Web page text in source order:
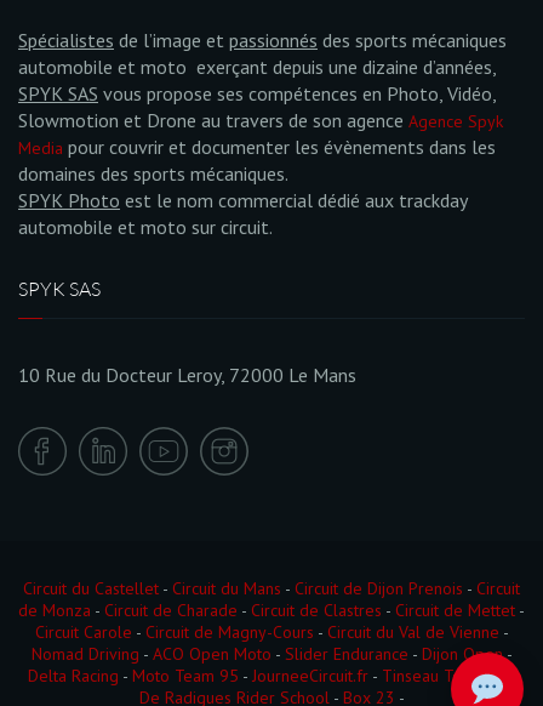
Spécialistes de l’image et passionnés des sports mécaniques
automobile et moto exerçant depuis une dizaine d’années,
SPYK SAS vous propose ses compétences en Photo, Vidéo,
Slowmotion et Drone au travers de son agence Agence Spyk
Media pour couvrir et documenter les évènements dans les
domaines des sports mécaniques.
SPYK Photo est le nom commercial dédié aux trackday
automobile et moto sur circuit.
SPYK SAS
10 Rue du Docteur Leroy, 72000 Le Mans
Circuit du Castellet - Circuit du Mans - Circuit de Dijon Prenois - Circuit
de Monza - Circuit de Charade - Circuit de Clastres - Circuit de Mettet -
Circuit Carole - Circuit de Magny-Cours - Circuit du Val de Vienne -
Nomad Driving - ACO Open Moto - Slider Endurance - Dijon Open-
Delta Racing - Moto Team 95 - JourneeCircuit.fr - Tinseau Test Day
De Radigues Rider School- Box 23 -